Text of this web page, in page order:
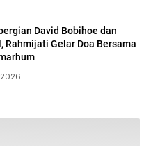
David Bobihoe dan
Rahmijati Gelar Doa Bersama